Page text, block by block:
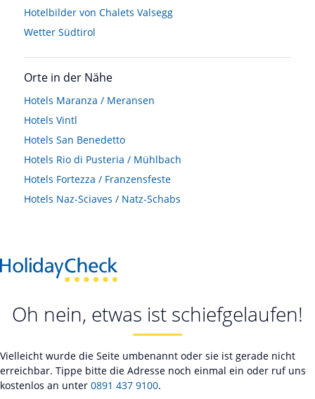
Hotelbilder von Chalets Valsegg
Wetter Südtirol
Orte in der Nähe
Hotels Maranza / Meransen
Hotels Vintl
Hotels San Benedetto
Hotels Rio di Pusteria / Mühlbach
Hotels Fortezza / Franzensfeste
Hotels Naz-Sciaves / Natz-Schabs
Oh nein, etwas ist schiefgelaufen!
Vielleicht wurde die Seite umbenannt oder sie ist gerade nicht
erreichbar. Tippe bitte die Adresse noch einmal ein oder ruf uns
kostenlos an unter 0891 437 9100.